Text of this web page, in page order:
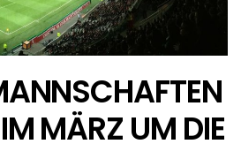
MÄRZ UM DIE